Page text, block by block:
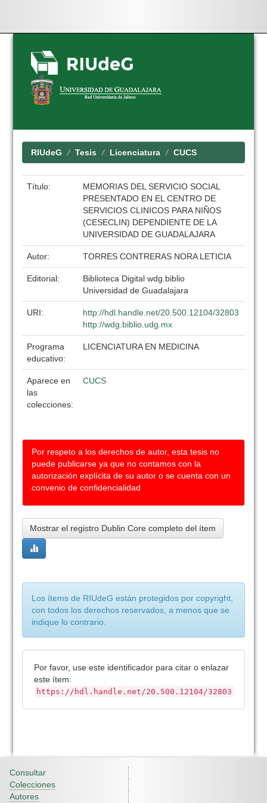
Skip
navigation
RIUdeG Tesis Licenciatura CUCS
Título:
MEMORIAS DEL SERVICIO SOCIAL
PRESENTADO EN EL CENTRO DE
SERVICIOS CLINICOS PARA NIÑOS
(CESECLIN) DEPENDIENTE DE LA
UNIVERSIDAD DE GUADALAJARA
Autor: TORRES CONTRERAS NORA LETICIA
Editorial:
Biblioteca Digital wdg.biblio
Universidad de Guadalajara
URI:
http://hdl.handle.net/20.500.12104/32803
http://wdg.biblio.udg.mx
Programa
educativo:
LICENCIATURA EN MEDICINA
Aparece en
las
colecciones:
CUCS
Por respeto a los derechos de autor, esta tesis no
puede publicarse ya que no contamos con la
autorización explícita de su autor o se cuenta con un
convenio de confidencialidad
Mostrar el registro Dublin Core completo del ítem
Los ítems de RIUdeG están protegidos por copyright,
con todos los derechos reservados, a menos que se
indique lo contrario.
Por favor, use este identificador para citar o enlazar
este ítem:
https://hdl.handle.net/20.500.12104/32803
Consultar
Colecciones
Autores